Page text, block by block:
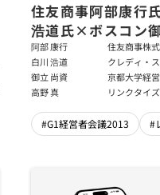
住友商事阿部康行
浩道氏×ボスコン
スの成長戦略」後
阿部 康行
住友商事株
ポレート・
白川 浩道
クレディ・
レクター、
査部長
御立 尚資
京都大学経
高野 真
リンクタイ
#G1経営者会議2013 #